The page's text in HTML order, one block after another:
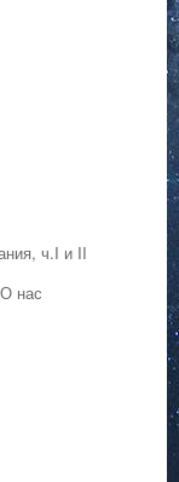
ч.I и II
нас